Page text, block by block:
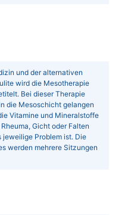
und der alternativen
wird die Mesotherapie
Bei dieser Therapie
die Mesoschicht gelangen
Vitamine und Mineralstoffe
Gicht oder Falten
Problem ist. Die
werden mehrere Sitzungen